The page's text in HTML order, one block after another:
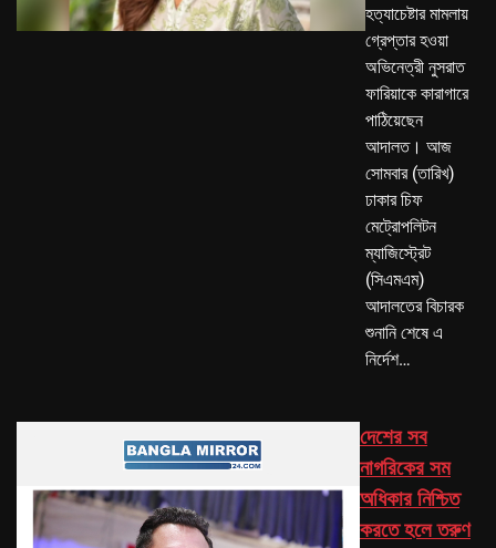
হত্যাচেষ্টার মামলায়
গ্রেপ্তার হওয়া
অভিনেত্রী নুসরাত
ফারিয়াকে কারাগারে
পাঠিয়েছেন
আদালত। আজ
সোমবার (তারিখ)
ঢাকার চিফ
মেট্রোপলিটন
ম্যাজিস্ট্রেট
(সিএমএম)
আদালতের বিচারক
শুনানি শেষে এ
নির্দেশ…
দেশের সব
নাগরিকের সম
অধিকার নিশ্চিত
করতে হলে তরুণ